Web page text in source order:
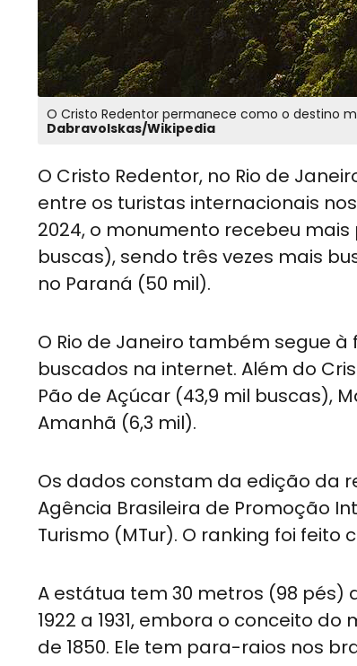
O Cristo Redentor permanece como o destino
Dabravolskas/Wikipedia
O Cristo Redentor, no Rio de
entre os turistas internacionais
2024, o monumento recebeu
buscas), sendo três vezes mais
no Paraná (50 mil).
O Rio de Janeiro também segue
buscados na internet. Além do
Pão de Açúcar (43,9 mil buscas),
Amanhã (6,3 mil).
Os dados constam da edição da
Agência Brasileira de Promoção
Turismo (MTur). O ranking foi
A estátua tem 30 metros (98 pés)
1922 a 1931, embora o conceito
de 1850. Ele tem para-raios nos